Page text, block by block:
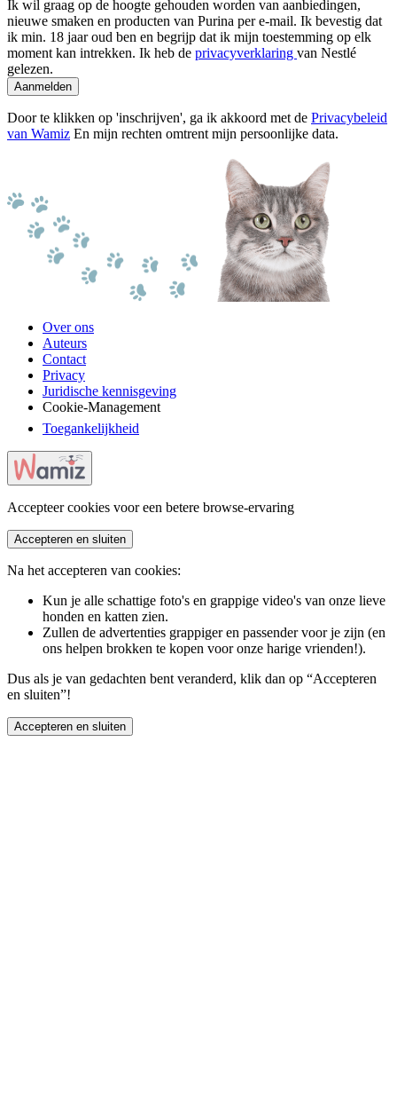
Ik wil graag op de hoogte gehouden worden van aanbiedingen,
nieuwe smaken en producten van Purina per e-mail. Ik bevestig dat
ik min. 18 jaar oud ben en begrijp dat ik mijn toestemming op elk
moment kan intrekken. Ik heb de privacyverklaring van Nestlé
gelezen.
Aanmelden
Door te klikken op 'inschrijven', ga ik akkoord met de Privacybeleid
van Wamiz En mijn rechten omtrent mijn persoonlijke data.
Over ons
Auteurs
Contact
Privacy
Juridische kennisgeving
Cookie-Management
Toegankelijkheid
Accepteer cookies voor een betere browse-ervaring
Accepteren en sluiten
Na het accepteren van cookies:
Kun je alle schattige foto's en grappige video's van onze lieve
honden en katten zien.
Zullen de advertenties grappiger en passender voor je zijn (en
ons helpen brokken te kopen voor onze harige vrienden!).
Dus als je van gedachten bent veranderd, klik dan op “Accepteren
en sluiten”!
Accepteren en sluiten